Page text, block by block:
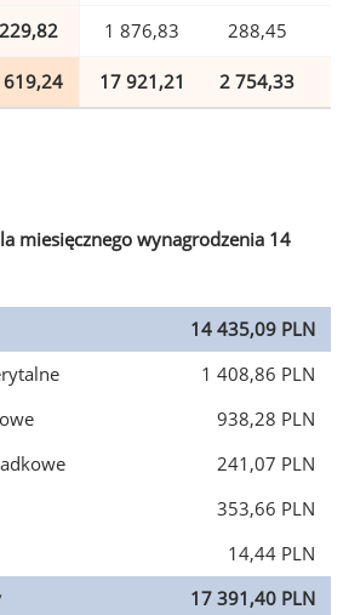
1 876,83 288,45
17 921,21 2 754,33
miesięcznego wynagrodzenia 14
14 435,09 PLN
1 408,86 PLN
938,28 PLN
241,07 PLN
353,66 PLN
14,44 PLN
17 391,40 PLN